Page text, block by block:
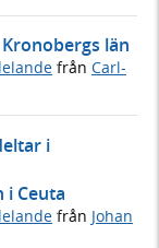
län
från Carl-
i
Ceuta
från Johan